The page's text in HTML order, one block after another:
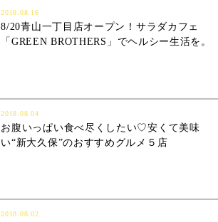
2018.08.16
8/20青山一丁目店オープン！サラダカフェ
「GREEN BROTHERS」でヘルシー生活を。
2018.08.04
お腹いっぱい食べ尽くしたい♡安くて美味
い“新大久保”のおすすめグルメ５店
2018.08.02